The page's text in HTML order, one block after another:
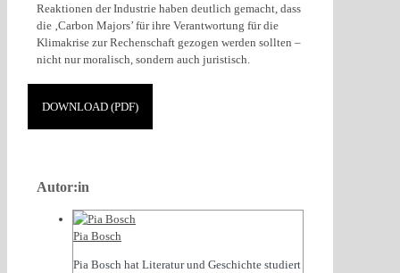
Reaktionen der Industrie haben deutlich gemacht, dass
die ‚Carbon Majors’ für ihre Verantwortung für die
Klimakrise zur Rechenschaft gezogen werden sollten –
nicht nur moralisch, sondern auch juristisch.
DOWNLOAD (PDF)
Autor:in
Pia Bosch
Pia Bosch hat Literatur und Geschichte studiert